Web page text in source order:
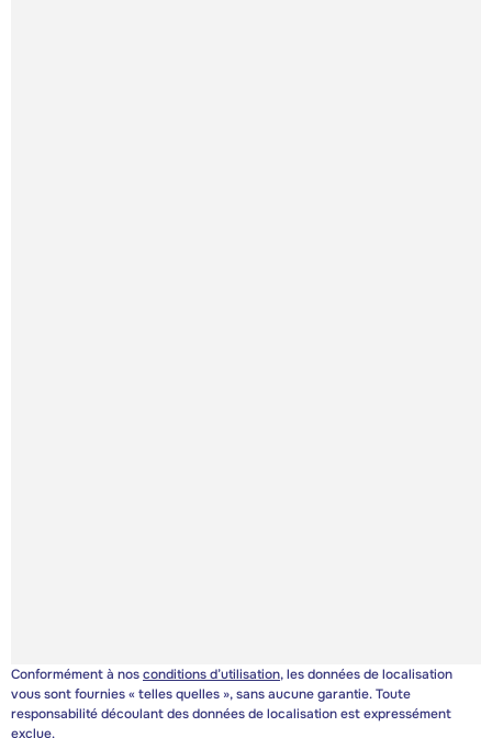
Conformément à nosconditions d’utilisation, les données de localisation
vous sont fournies « telles quelles », sans aucune garantie. Toute
responsabilité découlant des données de localisation est expressément
exclue.